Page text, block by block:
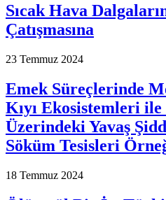
Sıcak Hava
Çatışmasına
23 Temmuz 2024
Emek Süreçlerinde
Kıyı Ekosistemleri
Üzerindeki Yavaş
Söküm Tesisleri
18 Temmuz 2024